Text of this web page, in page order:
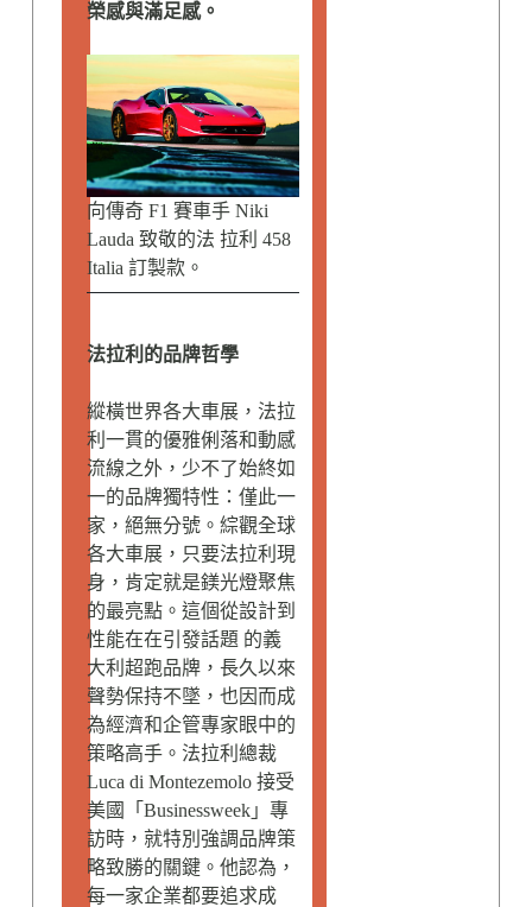
榮感與滿足感。
向傳奇 F1 賽車手 Niki
Lauda 致敬的法 拉利 458
Italia 訂製款。
法拉利的品牌哲學
縱橫世界各大車展，法拉
利一貫的優雅俐落和動感
流線之外，少不了始終如
一的品牌獨特性：僅此一
家，絕無分號。綜觀全球
各大車展，只要法拉利現
身，肯定就是鎂光燈聚焦
的最亮點。這個從設計到
性能在在引發話題 的義
大利超跑品牌，長久以來
聲勢保持不墜，也因而成
為經濟和企管專家眼中的
策略高手。法拉利總裁
Luca di Montezemolo 接受
美國「Businessweek」專
訪時，就特別強調品牌策
略致勝的關鍵。他認為，
每一家企業都要追求成